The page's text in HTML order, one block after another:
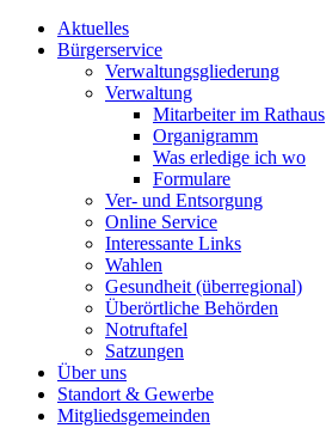
Aktuelles
Bürgerservice
Verwaltungsgliederung
Verwaltung
Mitarbeiter im Rathaus
Organigramm
Was erledige ich wo
Formulare
Ver- und Entsorgung
Online Service
Interessante Links
Wahlen
Gesundheit (überregional)
Überörtliche Behörden
Notruftafel
Satzungen
Über uns
Standort & Gewerbe
Mitgliedsgemeinden